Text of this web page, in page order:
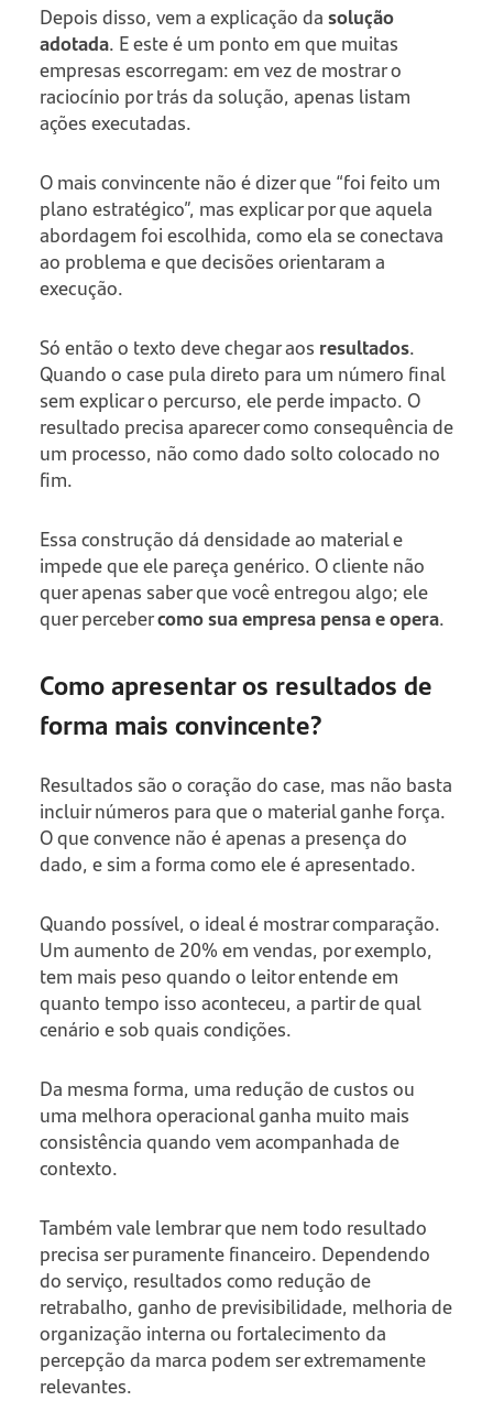
Depois disso, vem a explicação dasolução
adotada. E este é um ponto em que muitas
empresas escorregam: em vez de mostrar o
raciocínio por trás da solução, apenas listam
ações executadas.
O mais convincente não é dizer que “foi feito um
plano estratégico”, mas explicar por que aquela
abordagem foi escolhida, como ela se conectava
ao problema e que decisões orientaram a
execução.
Só então o texto deve chegar aos resultados.
Quando o case pula direto para um número final
sem explicar o percurso, ele perde impacto. O
resultado precisa aparecer como consequência de
um processo, não como dado solto colocado no
fim.
Essa construção dá densidade ao material e
impede que ele pareça genérico. O cliente não
quer apenas saber que você entregou algo; ele
quer percebercomo sua empresa pensa e opera.
Como apresentar os resultados de
forma mais convincente?
Resultados são o coração do case, mas não basta
incluir números para que o material ganhe força.
O que convence não é apenas a presença do
dado, e sim a forma como ele é apresentado.
Quando possível, o ideal é mostrar comparação.
Um aumento de 20% em vendas, por exemplo,
tem mais peso quando o leitor entende em
quanto tempo isso aconteceu, a partir de qual
cenário e sob quais condições.
Da mesma forma, uma redução de custos ou
uma melhora operacional ganha muito mais
consistência quando vem acompanhada de
contexto.
Também vale lembrar que nem todo resultado
precisa ser puramente financeiro. Dependendo
do serviço, resultados como redução de
retrabalho, ganho de previsibilidade, melhoria de
organização interna ou fortalecimento da
percepção da marca podem ser extremamente
relevantes.